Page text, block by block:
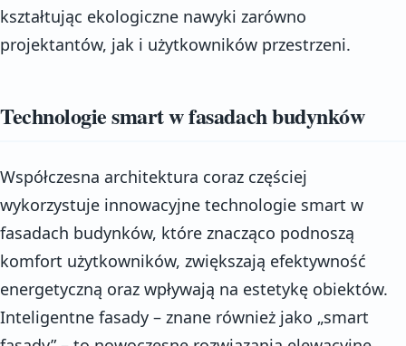
kształtując ekologiczne nawyki zarówno
projektantów, jak i użytkowników przestrzeni.
Technologie smart w fasadach budynków
Współczesna architektura coraz częściej
wykorzystuje innowacyjne technologie smart w
fasadach budynków, które znacząco podnoszą
komfort użytkowników, zwiększają efektywność
energetyczną oraz wpływają na estetykę obiektów.
Inteligentne fasady – znane również jako „smart